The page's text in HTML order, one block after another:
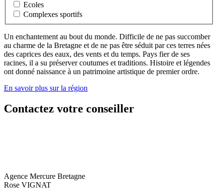
Ecoles
Complexes sportifs
Un enchantement au bout du monde. Difficile de ne pas succomber
au charme de la Bretagne et de ne pas être séduit par ces terres nées
des caprices des eaux, des vents et du temps. Pays fier de ses
racines, il a su préserver coutumes et traditions. Histoire et légendes
ont donné naissance à un patrimoine artistique de premier ordre.
En savoir plus sur la région
Contactez votre conseiller
Agence Mercure Bretagne
Rose VIGNAT